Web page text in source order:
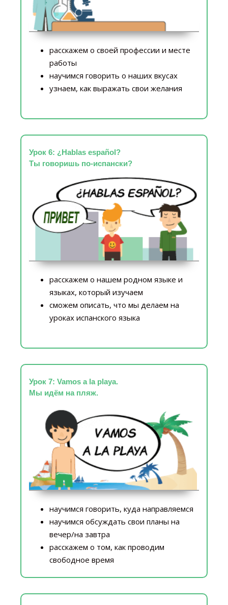
расскажем о своей профессии и месте
работы
научимся говорить о наших вкусах
узнаем, как выражать свои желания
Урок 6: ¿Hablas español?
Ты говоришь по-испански?
расскажем о нашем родном языке и
языках, который изучаем
сможем описать, что мы делаем на
уроках испанского языка
Урок 7: Vamos a la playa.
Мы идём на пляж.
научимся говорить, куда направляемся
научимся обсуждать свои планы на
вечер/на завтра
расскажем о том, как проводим
свободное время